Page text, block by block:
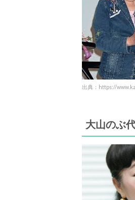
出典：https://
大山のぶ